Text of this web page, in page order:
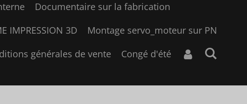
Documentaire sur la fabrication
IMPRESSION 3D
Montage servo_moteur sur PN
générales de vente
Congé d'été